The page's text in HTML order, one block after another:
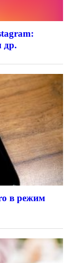
др.
в режим